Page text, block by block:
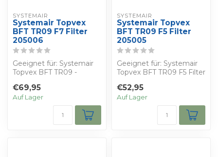
SYSTEMAIR
Systemair Topvex
BFT TR09 F7 Filter
205006
Geeignet für: Systemair
Topvex BFT TR09 -
eigenen Rabatt - ...
€69,95
Auf Lager
SYSTEMAIR
Systemair Topvex
BFT TR09 F5 Filter
205005
Geeignet für: Systemair
Topvex BFT TR09 F5 Filter
eigenen...
€52,95
Auf Lager